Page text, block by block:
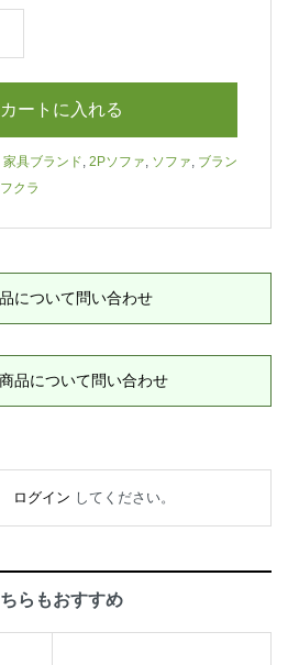
家具ブランド, 2Pソファ, ソファ, ブラン
クラ
について問い合わせ
品について問い合わせ
ログイン してください。
らもおすすめ